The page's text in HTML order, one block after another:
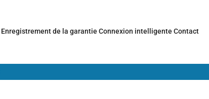
Enregistrement de la garantie Connexion intelligente Contact